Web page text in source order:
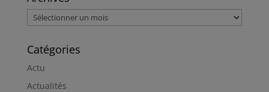
Archives
Catégories
Actu
Actualités